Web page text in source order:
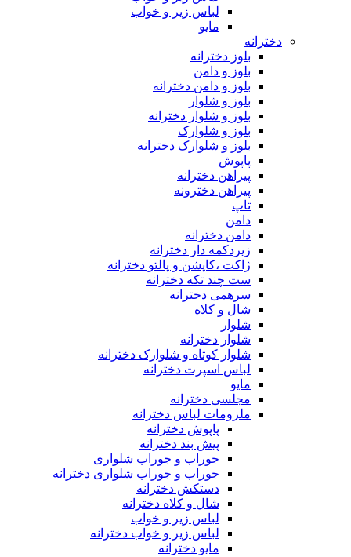
لباس زیر و خواب
مایو
دخترانه
بلوز دخترانه
بلوز و دامن
بلوز و دامن دخترانه
بلوز و شلوار
بلوز و شلوار دخترانه
بلوز و شلوارک
بلوز و شلوارک دخترانه
پاپوش
پیراهن دخترانه
پیراهن دخترونه
تاپ
دامن
دامن دخترانه
زیردکمه دار دخترانه
ژاکت ،کاپشن و پالتو دخترانه
ست چند تکه دخترانه
سرهمی دخترانه
شال و کلاه
شلوار
شلوار دخترانه
شلوار کوتاه و شلوارک دخترانه
لباس اسپرت دخترانه
مایو
مجلسی دخترانه
ملزومات لباس دخترانه
پاپوش دخترانه
پیش بند دخترانه
جوراب و جوراب شلواری
جوراب و جوراب شلواری دخترانه
دستکش دخترانه
شال و کلاه دخترانه
لباس زیر و خواب
لباس زیر و خواب دخترانه
مایو دخترانه